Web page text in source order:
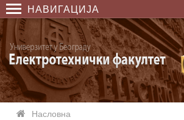
НАВИГАЦИЈА
Насловна